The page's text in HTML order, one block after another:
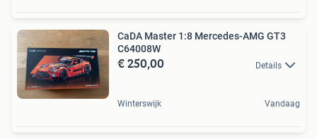
CaDA Master 1:8 Mercedes-AMG GT3
C64008W
€ 250,00 Details
Winterswijk Vandaag